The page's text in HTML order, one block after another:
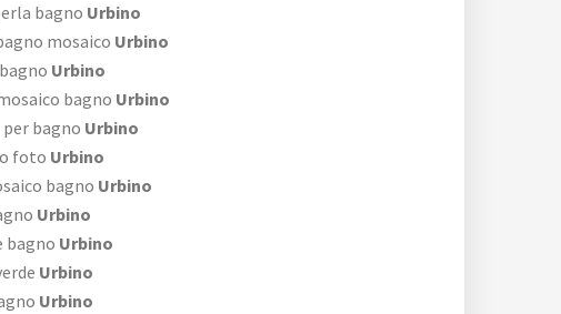
bagno Urbino
mosaico Urbino
Urbino
bagno Urbino
bagno Urbino
foto Urbino
bagno Urbino
Urbino
bagno Urbino
Urbino
Urbino